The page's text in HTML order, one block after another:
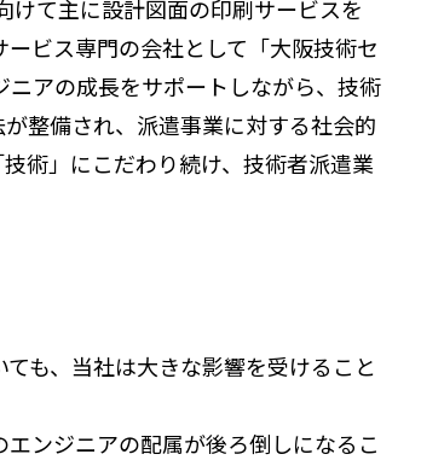
て主に設計図面の印刷サービスを
ビス専門の会社として「大阪技術セ
アの成長をサポートしながら、技術
整備され、派遣事業に対する社会的
術」にこだわり続け、技術者派遣業
も、当社は大きな影響を受けること
ンジニアの配属が後ろ倒しになるこ